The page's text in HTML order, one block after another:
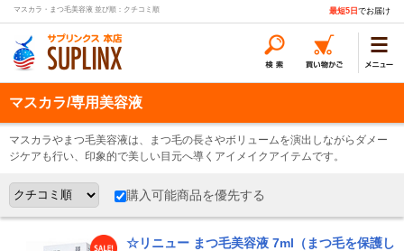
マスカラ・まつ毛美容液 並び順：クチコミ順 最短5日 でお届け
マスカラ/専用美容液
マスカラやまつ毛美容液は、まつ毛の長さやボリュームを演出しながらダメー
ジケアも行い、印象的で美しい目元へ導くアイメイクアイテムです。
購入可能商品を優先する
☆リニュー まつ毛美容液 7ml（まつ毛を保護し